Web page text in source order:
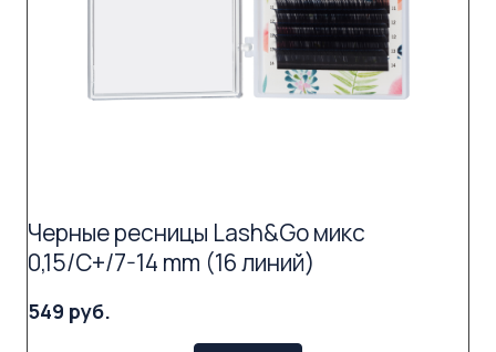
Черные ресницы Lash&Go микс
0,15/C+/7-14 mm (16 линий)
549 руб.